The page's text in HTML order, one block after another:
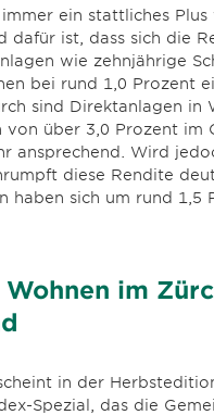
ein stattliches Plus
dafür ist, dass sich die
wie zehnjährige
bei rund 1,0 Prozent
sind Direktanlagen in
von über 3,0 Prozent im
ansprechend. Wird
diese Rendite
haben sich um rund 1,5
im
in der
Spezial, das die